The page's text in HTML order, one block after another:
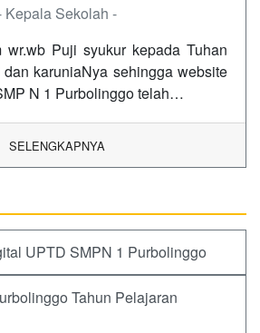
Kepala Sekolah -
wr.wb Puji syukur kepada Tuhan
karuniaNya sehingga website
N 1 Purbolinggo telah…
SELENGKAPNYA
UPTD SMPN 1 Purbolinggo
Tahun Pelajaran